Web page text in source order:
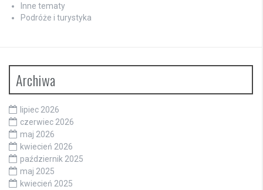
Inne tematy
Podróże i turystyka
Archiwa
lipiec 2026
czerwiec 2026
maj 2026
kwiecień 2026
październik 2025
maj 2025
kwiecień 2025